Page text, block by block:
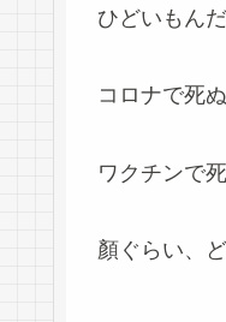
ひどいもんだ
コロナで死
ワクチンで
顏ぐらい、